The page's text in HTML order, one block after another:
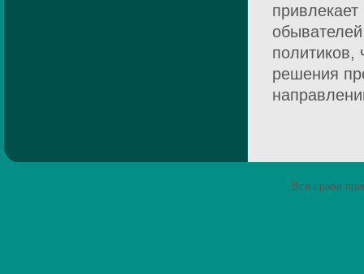
политиков,
решения
Все права